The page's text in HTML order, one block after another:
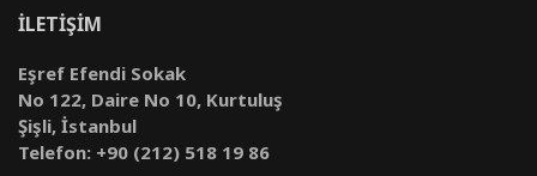
İLETİŞİM
Eşref Efendi Sokak
No 122, Daire No 10, Kurtuluş
Şişli, İstanbul
Telefon: +90 (212) 518 19 86